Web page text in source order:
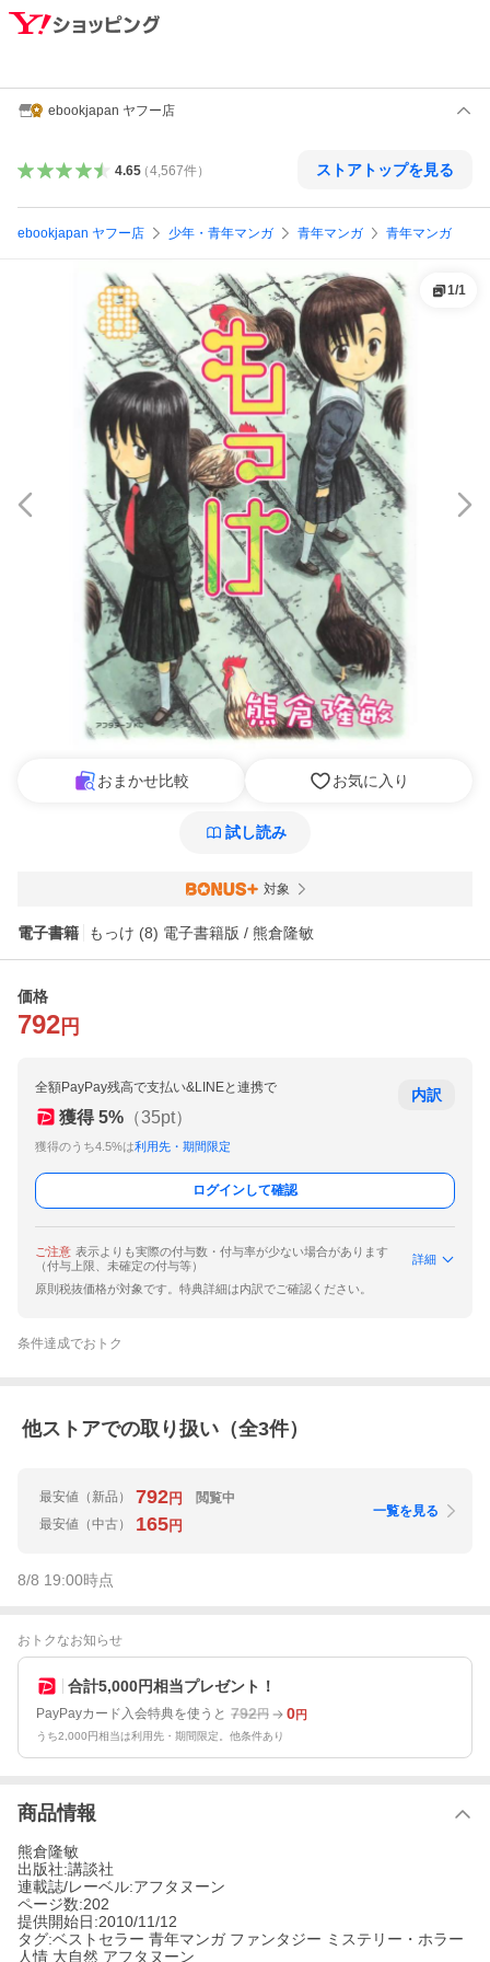
ebookjapan ヤフー店
4.65（4,567件） ストアトップを見る
ebookjapan ヤフー店 少年・青年マンガ 青年マンガ 青年マンガ
1/1
おまかせ比較 お気に入り
試し読み
対象
電子書籍 もっけ (8) 電子書籍版 / 熊倉隆敏
価格
792 円
全額PayPay残高で支払い&LINEと連携で
獲得 5% （35pt）
獲得のうち4.5%は利用先・期間限定
内訳
ログインして確認
ご注意 表示よりも実際の付与数・付与率が少ない場合があります
（付与上限、未確定の付与等）
詳細
原則税抜価格が対象です。特典詳細は内訳でご確認ください。
条件達成でおトク
他ストアでの取り扱い（全3件）
最安値 （新品） 792円
閲覧中
最安値 （中古） 165円
一覧を見る
8/8 19:00時点
おトクなお知らせ
合計5,000円相当プレゼント！
PayPayカード入会特典を使うと 792円 0円
うち2,000円相当は利用先・期間限定。他条件あり
商品情報
熊倉隆敏
出版社:講談社
連載誌/レーベル:アフタヌーン
ページ数:202
提供開始日:2010/11/12
タグ:ベストセラー 青年マンガ ファンタジー ミステリー・ホラー
人情 大自然 アフタヌーン